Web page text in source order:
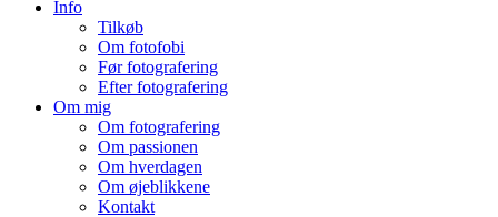
Info
Tilkøb
Om fotofobi
Før fotografering
Efter fotografering
Om mig
Om fotografering
Om passionen
Om hverdagen
Om øjeblikkene
Kontakt